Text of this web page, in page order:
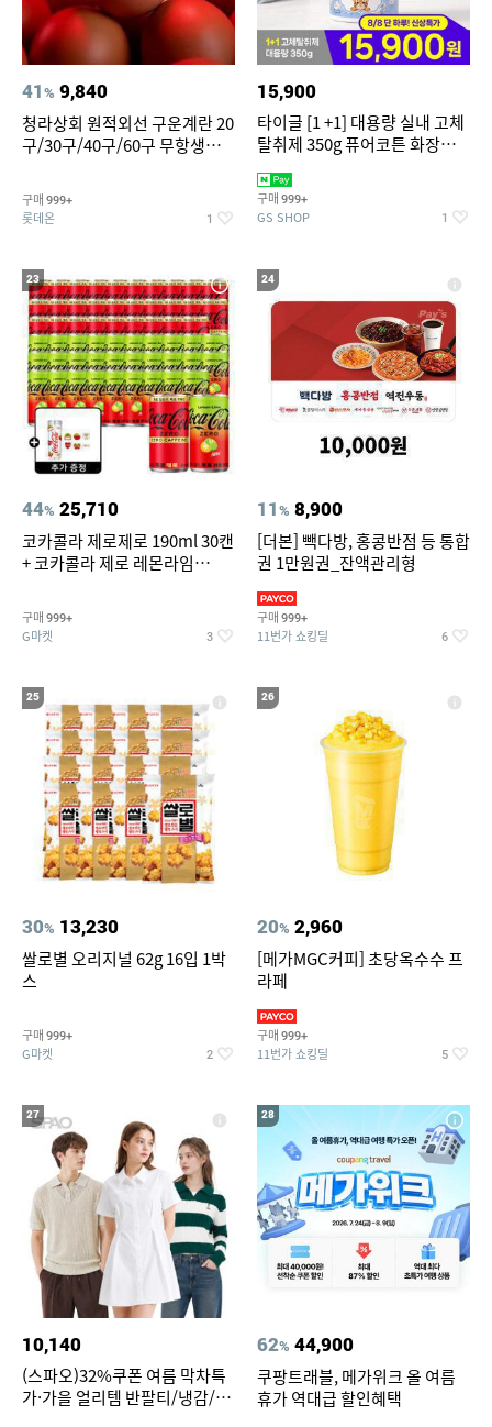
41% 9,840
청라상회 원적외선 구운계란 20
구/30구/40구/60구 무항생제
구매 999+
롯데온 1
15,900
타이글 [1 +1] 대용량 실내 고체
탈취제 350g 퓨어코튼 화장실
구매 999+
GS SHOP 1
23
44% 25,710
코카콜라 제로제로 190ml 30캔
+ 코카콜라 제로 레몬라임
티커 세트
구매 999+
G마켓 3
24
11% 8,900
[더본] 빽다방, 홍콩반점 등 통합
권 1만원권_잔액관리형
구매 999+
11번가 쇼킹딜 6
25
30% 13,230
쌀로별 오리지널 62g 16입 1박
스
구매 999+
G마켓 2
26
20% 2,960
[메가MGC커피] 초당옥수수 프
라페
구매 999+
11번가 쇼킹딜 5
27
10,140
(스파오)32%쿠폰 여름 막차특
가·가을 얼리템 반팔티/냉감/반
28
62% 44,900
쿠팡트래블, 메가위크 올 여름
휴가 역대급 할인혜택